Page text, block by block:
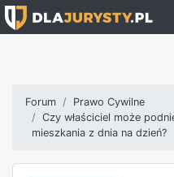
Forum
Prawo Cywilne
Czy właściciel może
mieszkania z dnia na dzień?